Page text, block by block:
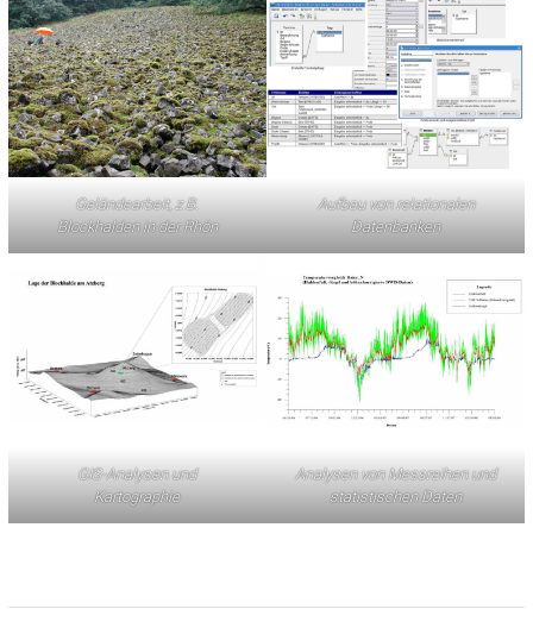
Geländearbeit, z.B.
Blockhalden in der Rhön
Aufbau von relationalen
Datenbanken
GIS-Analysen und
Kartographie
Analysen von Messreihen und
statistischen Daten